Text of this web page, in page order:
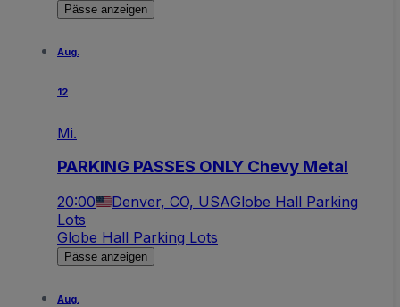
Pässe anzeigen
Aug.
12
Mi.
PARKING PASSES ONLY Chevy Metal
20:00 Denver, CO, USAGlobe Hall Parking
Lots
Globe Hall Parking Lots
Pässe anzeigen
Aug.